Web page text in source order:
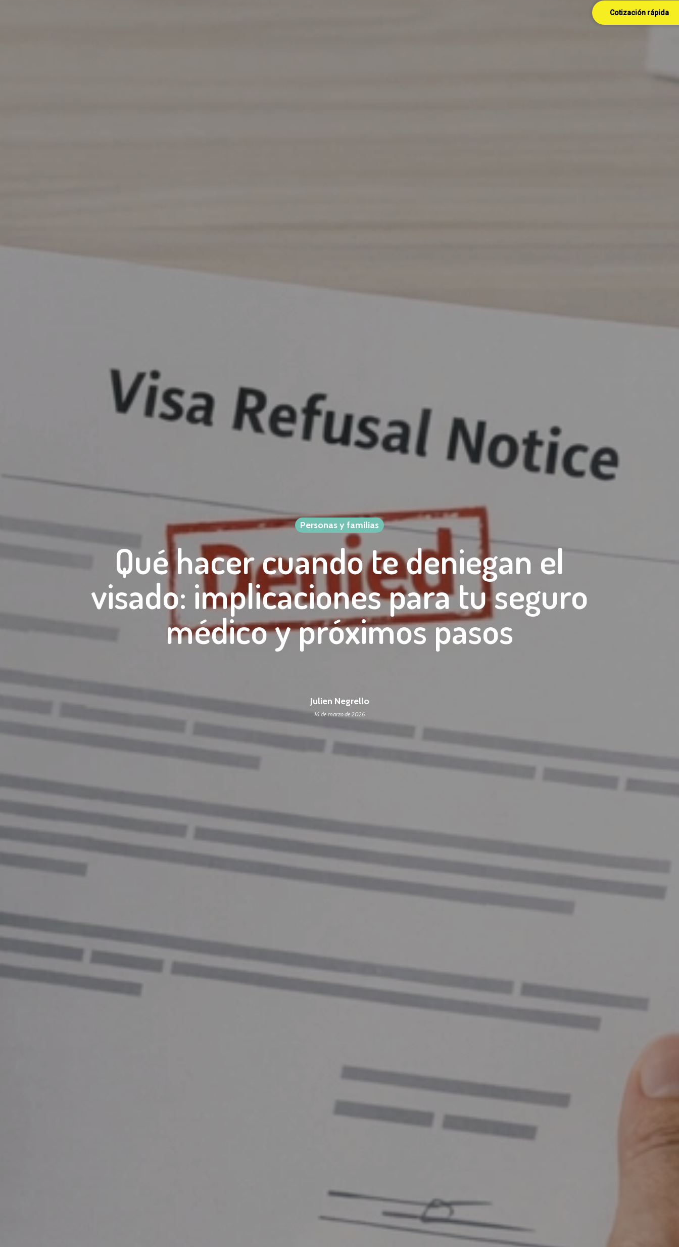
Personas y familias
Qué hacer cuando te deniegan el
visado: implicaciones para tu seguro
médico y próximos pasos
Julien Negrello
16 de marzo de 2026
Cotización rápida